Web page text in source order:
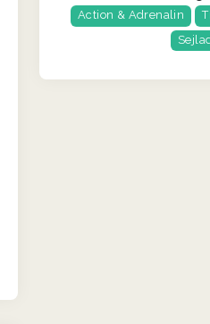
Action & Adrenalin